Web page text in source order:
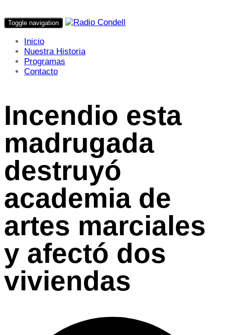
Toggle navigation
Inicio
Nuestra Historia
Programas
Contacto
Incendio esta
madrugada
destruyó
academia de
artes marciales
y afectó dos
viviendas